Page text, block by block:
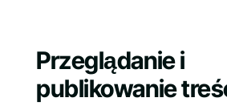
Przeglądanie i
publikowanie